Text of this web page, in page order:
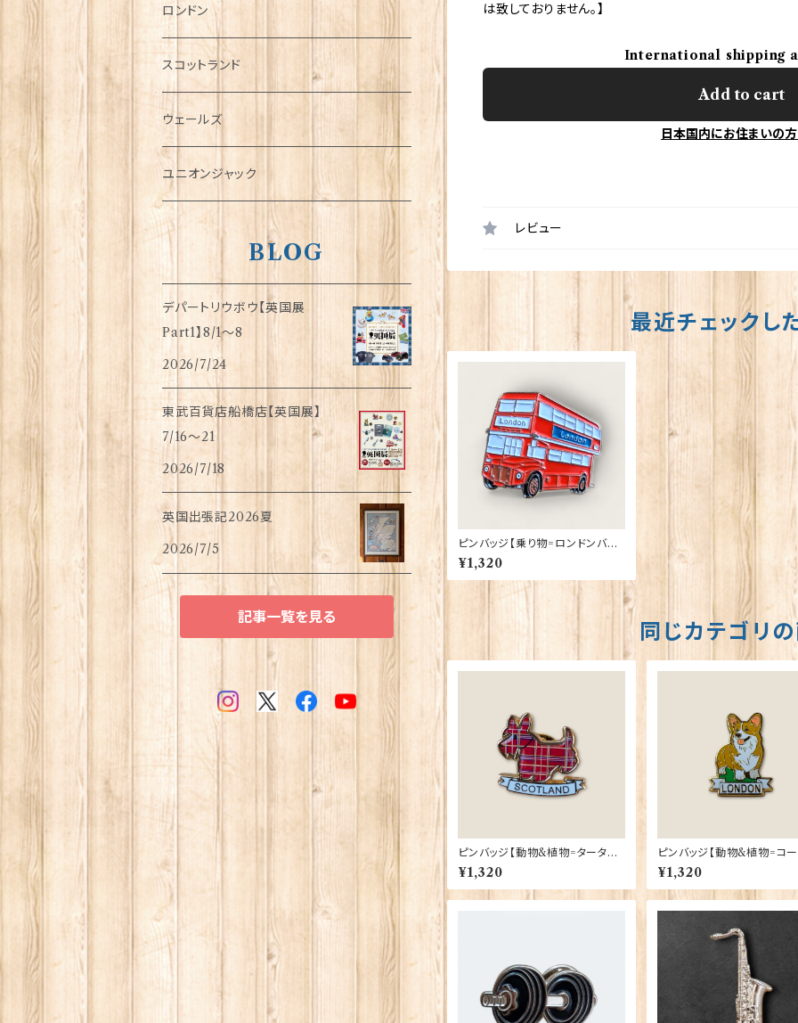
は致しておりません。】
International shipping
Add to cart
日本国内にお住まいの
レビュー
最近チェックし
ピンバッジ【乗り物=ロンドンバス
XL】Cadogan 90040-XJKB0
5-57
¥1,320
同じカテゴリ
ピンバッジ【動物&植物=タータン
スコティー】Tradition 90040-T
1130
¥1,320
ピンバッジ【動物&植物=コ
ロンドン】Tradition 90040-T1
335
¥1,320
チャーム
犬グッズ
傘
指貫(シンブル)
ロンドン
スコットランド
ウェールズ
ユニオンジャック
BLOG
デパートリウボウ【英国展
Part1】8/1〜8
2026/7/24
東武百貨店船橋店【英国展】
7/16～21
2026/7/18
英国出張記2026夏
2026/7/5
記事一覧を見る